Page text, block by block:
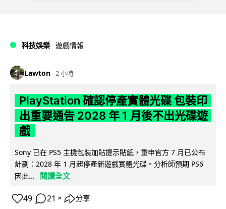
科技娛樂 遊戲情報
Lawton 2 小時
PlayStation 確認停產實體光碟 包裝印
出重要通告 2028 年 1 月後不出光碟遊
戲
Sony 已在 PS5 主機包裝加貼提示貼紙，重申官方 7 月已公布
計劃：2028 年 1 月起停產新遊戲實體光碟。分析師預期 PS6
因此...
閱讀全文
49 21 ↗ 分享